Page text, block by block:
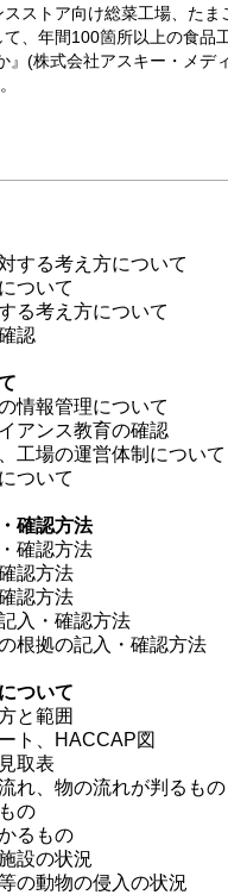
ストア向け総菜工場、た
、年間100箇所以上の食品
』(株式会社アスキー・メ
する考え方について
ついて
る考え方について
認
の情報管理について
アンス教育の確認
工場の運営体制について
ついて
確認方法
確認方法
認方法
認方法
入・確認方法
根拠の記入・確認方法
ついて
と範囲
ト、HACCAP図
取表
れ、物の流れが判るもの
の
るもの
設の状況
の動物の侵入の状況